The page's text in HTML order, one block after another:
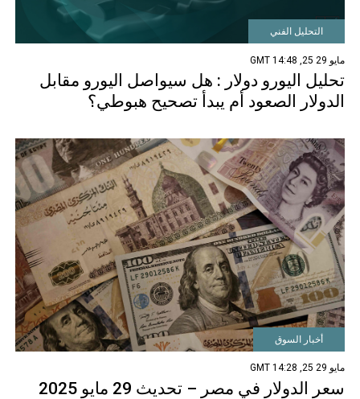
التحليل الفني
مايو 29 25, 14:48 GMT
تحليل اليورو دولار : هل سيواصل اليورو مقابل
الدولار الصعود أم يبدأ تصحيح هبوطي؟
أخبار السوق
مايو 29 25, 14:28 GMT
سعر الدولار في مصر – تحديث 29 مايو 2025